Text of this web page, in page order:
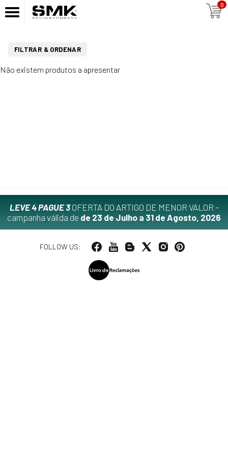
0
FILTRAR & ORDENAR
Não existem produtos a apresentar
LEVE 4 PAGUE 3OFERTA DO ARTIGO DE MENOR VALOR -
campanha válida de de 23 de Julho a 31 de Agosto, 2026
FOLLOW US: